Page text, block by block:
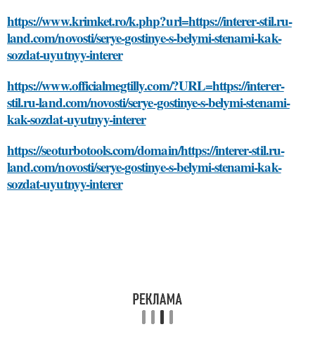
https://www.krimket.ro/k.php?url=https://interer-stil.ru-
land.com/novosti/serye-gostinye-s-belymi-stenami-kak-
sozdat-uyutnyy-interer
https://www.officialmegtilly.com/?URL=https://interer-
stil.ru-land.com/novosti/serye-gostinye-s-belymi-stenami-
kak-sozdat-uyutnyy-interer
https://seoturbotools.com/domain/https://interer-stil.ru-
land.com/novosti/serye-gostinye-s-belymi-stenami-kak-
sozdat-uyutnyy-interer